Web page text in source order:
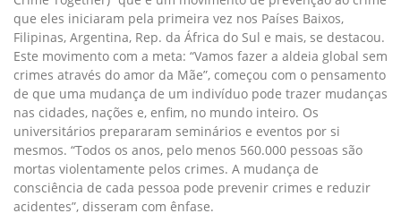
que eles iniciaram pela primeira vez nos Países Baixos,
Filipinas, Argentina, Rep. da África do Sul e mais, se destacou.
Este movimento com a meta: “Vamos fazer a aldeia global sem
crimes através do amor da Mãe”, começou com o pensamento
de que uma mudança de um indivíduo pode trazer mudanças
nas cidades, nações e, enfim, no mundo inteiro. Os
universitários prepararam seminários e eventos por si
mesmos. “Todos os anos, pelo menos 560.000 pessoas são
mortas violentamente pelos crimes. A mudança de
consciência de cada pessoa pode prevenir crimes e reduzir
acidentes”, disseram com ênfase.